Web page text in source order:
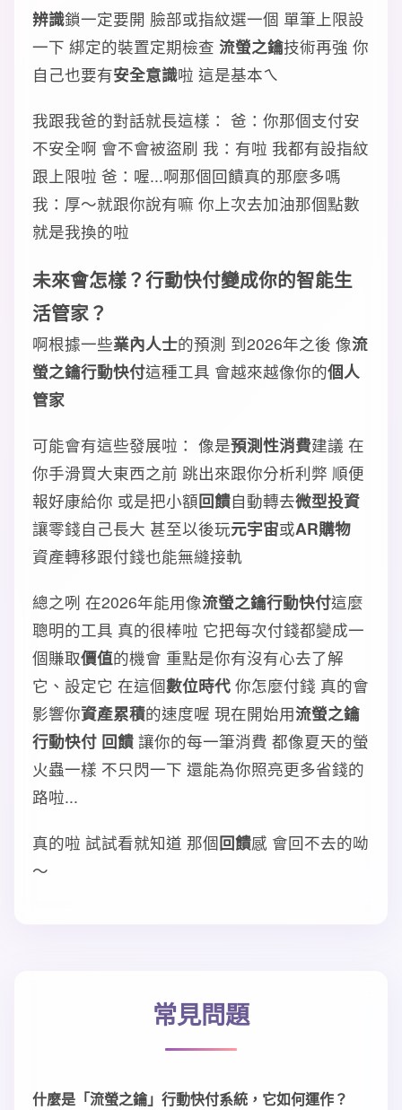
辨識鎖一定要開 臉部或指紋選一個 單筆上限設
一下 綁定的裝置定期檢查 流螢之鑰技術再強 你
自己也要有安全意識啦 這是基本ㄟ
我跟我爸的對話就長這樣： 爸：你那個支付安
不安全啊 會不會被盜刷 我：有啦 我都有設指紋
跟上限啦 爸：喔...啊那個回饋真的那麼多嗎
我：厚～就跟你說有嘛 你上次去加油那個點數
就是我換的啦
未來會怎樣？行動快付變成你的智能生
活管家？
啊根據一些業內人士的預測 到2026年之後 像流
螢之鑰行動快付這種工具 會越來越像你的個人
管家
可能會有這些發展啦： 像是預測性消費建議 在
你手滑買大東西之前 跳出來跟你分析利弊 順便
報好康給你 或是把小額回饋自動轉去微型投資
讓零錢自己長大 甚至以後玩元宇宙或AR購物
資產轉移跟付錢也能無縫接軌
總之咧 在2026年能用像流螢之鑰行動快付這麼
聰明的工具 真的很棒啦 它把每次付錢都變成一
個賺取價值的機會 重點是你有沒有心去了解
它、設定它 在這個數位時代 你怎麼付錢 真的會
影響你資產累積的速度喔 現在開始用流螢之鑰
行動快付 回饋 讓你的每一筆消費 都像夏天的螢
火蟲一樣 不只閃一下 還能為你照亮更多省錢的
路啦...
真的啦 試試看就知道 那個回饋感 會回不去的呦
～
常見問題
什麼是「流螢之鑰」行動快付系統，它如何運作？